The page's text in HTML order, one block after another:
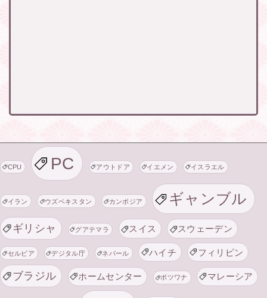
CPU PC アウトドア イエメン イスラエル
イラン ウズベキスタン カンボジア ギャンブル
ギリシャ グアテマラ スイス スウェーデン
セルビア デジタル庁 ネパール ハイチ フィリピン
ブラジル ホームセンター ボツワナ マレーシア